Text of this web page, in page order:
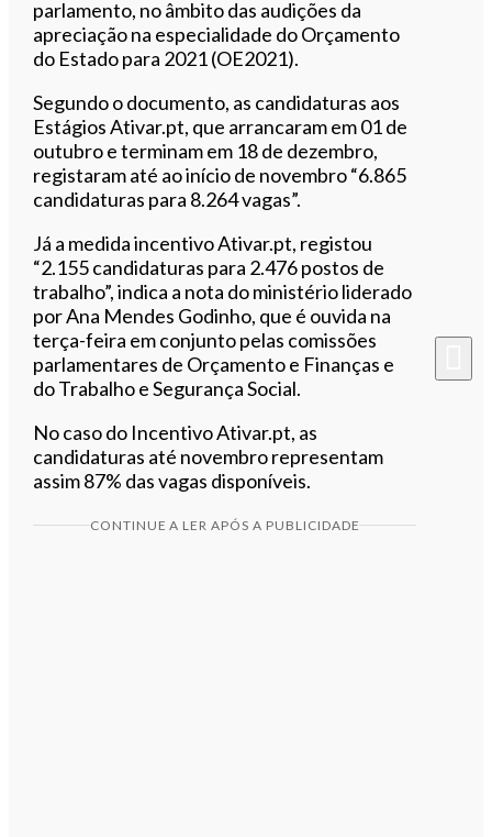
parlamento, no âmbito das audições da
apreciação na especialidade do Orçamento
do Estado para 2021 (OE2021).
Segundo o documento, as candidaturas aos
Estágios Ativar.pt, que arrancaram em 01 de
outubro e terminam em 18 de dezembro,
registaram até ao início de novembro “6.865
candidaturas para 8.264 vagas”.
Já a medida incentivo Ativar.pt, registou
“2.155 candidaturas para 2.476 postos de
trabalho”, indica a nota do ministério liderado
por Ana Mendes Godinho, que é ouvida na
terça-feira em conjunto pelas comissões
parlamentares de Orçamento e Finanças e
do Trabalho e Segurança Social.
No caso do Incentivo Ativar.pt, as
candidaturas até novembro representam
assim 87% das vagas disponíveis.
CONTINUE A LER APÓS A PUBLICIDADE